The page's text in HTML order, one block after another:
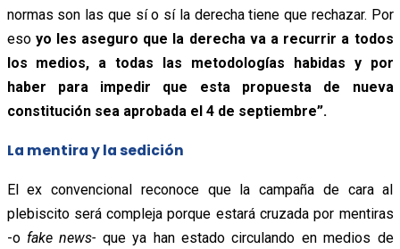
normas son las que sí o sí la derecha tiene que rechazar. Por
eso yo les aseguro que la derecha va a recurrir a todos
los medios, a todas las metodologías habidas y por
haber para impedir que esta propuesta de nueva
constitución sea aprobada el 4 de septiembre”.
La mentira y la sedición
El ex convencional reconoce que la campaña de cara al
plebiscito será compleja porque estará cruzada por mentiras
-o fake news- que ya han estado circulando en medios de